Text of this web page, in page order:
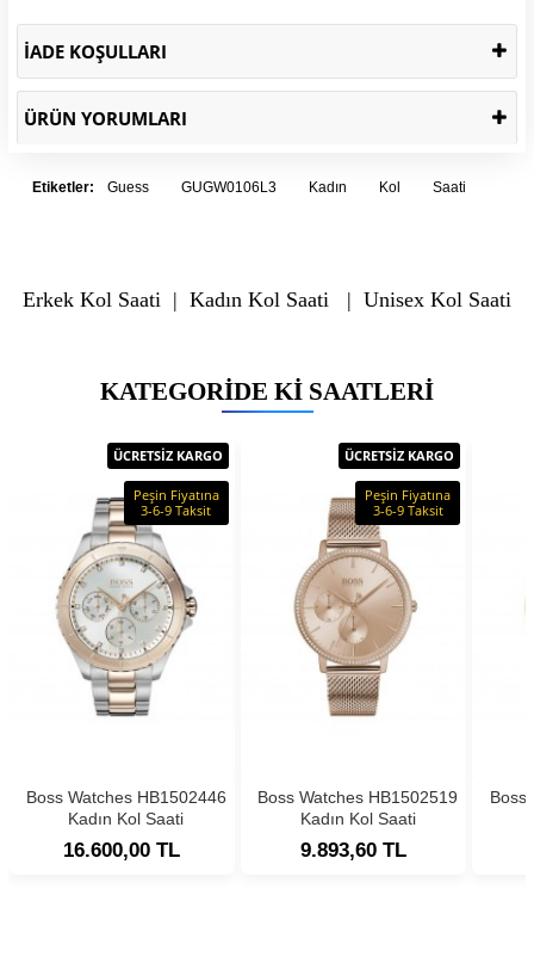
İADE KOŞULLARI
ÜRÜN YORUMLARI
Etiketler: Guess GUGW0106L3 Kadın Kol Saati
Erkek Kol Saati | Kadın Kol Saati | Unisex Kol Saati
KATEGORIDE KI SAATLERI
ÜCRETSİZ KARGO
Peşin Fiyatına
3-6-9 Taksit
Boss Watches HB1502446
Kadın Kol Saati
16.600,00 TL
ÜCRETSİZ KARGO
Peşin Fiyatına
3-6-9 Taksit
Boss Watches HB1502519
Kadın Kol Saati
9.893,60 TL
Boss